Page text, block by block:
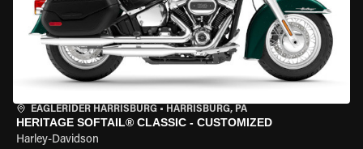
EAGLERIDER HARRISBURG • HARRISBURG, PA
HERITAGE SOFTAIL® CLASSIC - CUSTOMIZED
Harley-Davidson